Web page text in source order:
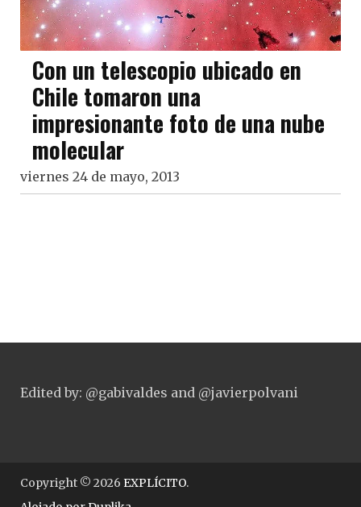
Con un telescopio ubicado en
Chile tomaron una
impresionante foto de una nube
molecular
viernes 24 de mayo, 2013
Edited by: @gabivaldes and @javierpolvani
Copyright © 2026 EXPLÍCITO.